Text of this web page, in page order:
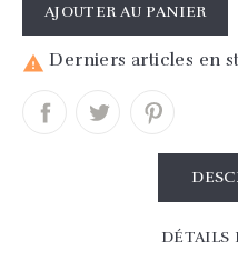
AJOUTER AU PANIER
 Derniers articles en
DÉTAILS